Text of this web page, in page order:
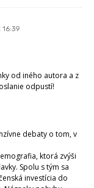
16:39
od iného autora a z
odpustí!
debaty o tom, v
ktorá zvýši
Spolu s tým sa
investícia do